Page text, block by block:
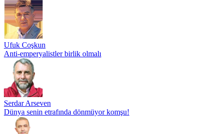
Ufuk Coşkun
Anti-emperyalistler birlik olmalı
Serdar Arseven
Dünya senin etrafında dönmüyor komşu!